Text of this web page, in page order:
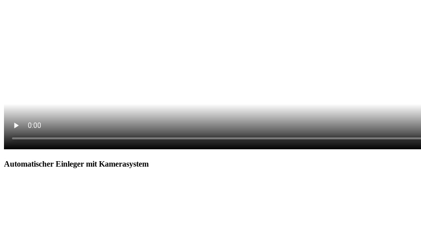
Automatischer Einleger mit Kamerasystem